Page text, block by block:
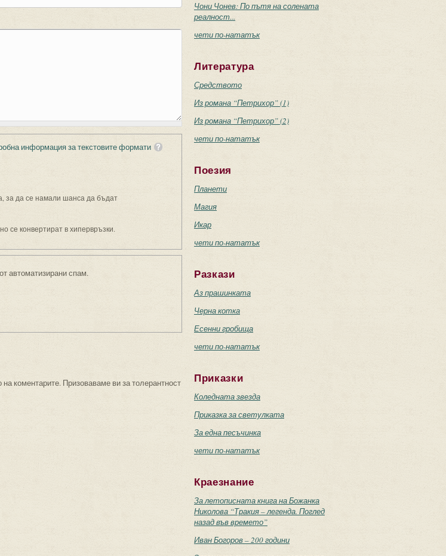
информация за текстовите формати
за да се намали шанса да бъдат
се конвертират в хипервръзки.
автоматизирани спам.
коментарите. Призоваваме ви за толерантност
Чони Чонев: По пътя на солената
реалност...
чети по-нататък
Литература
Средството
Из романа “Петрихор” (1)
Из романа “Петрихор” (2)
чети по-нататък
Поезия
Планети
Магия
Икар
чети по-нататък
Разкази
Аз прашинката
Черна котка
Есенни гробища
чети по-нататък
Приказки
Коледната звезда
Приказка за светулката
За една песъчинка
чети по-нататък
Краезнание
За летописната книга на Божанка
Николова “Тракия – легенда. Поглед
назад във времето”
Иван Богоров – 200 години